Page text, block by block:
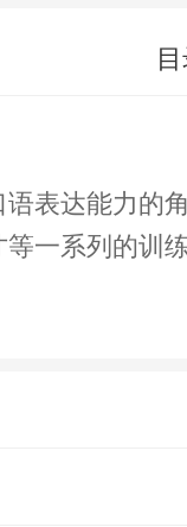
表达能力
一系列的训